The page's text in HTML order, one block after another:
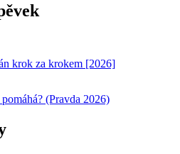
krok za krokem [2026]
(Pravda 2026)